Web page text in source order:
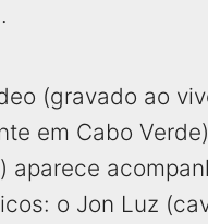
.
(gravado ao
em Cabo
) aparece
o Jon Luz